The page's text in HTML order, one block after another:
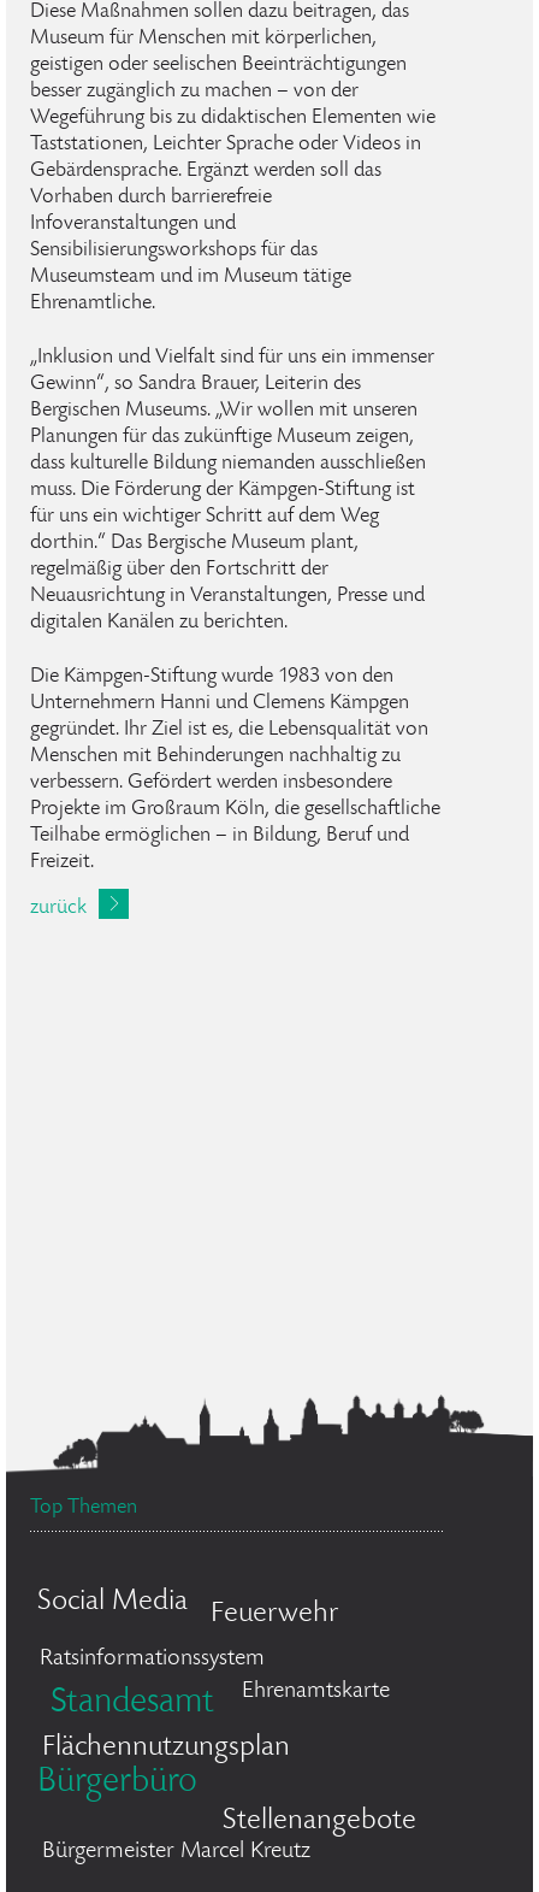
Diese Maßnahmen sollen dazu beitragen, das
Museum für Menschen mit körperlichen,
geistigen oder seelischen Beeinträchtigungen
besser zugänglich zu machen – von der
Wegeführung bis zu didaktischen Elementen wie
Taststationen, Leichter Sprache oder Videos in
Gebärdensprache. Ergänzt werden soll das
Vorhaben durch barrierefreie
Infoveranstaltungen und
Sensibilisierungsworkshops für das
Museumsteam und im Museum tätige
Ehrenamtliche.
„Inklusion und Vielfalt sind für uns ein immenser
Gewinn“, so Sandra Brauer, Leiterin des
Bergischen Museums. „Wir wollen mit unseren
Planungen für das zukünftige Museum zeigen,
dass kulturelle Bildung niemanden ausschließen
muss. Die Förderung der Kämpgen-Stiftung ist
für uns ein wichtiger Schritt auf dem Weg
dorthin.“ Das Bergische Museum plant,
regelmäßig über den Fortschritt der
Neuausrichtung in Veranstaltungen, Presse und
digitalen Kanälen zu berichten.
Die Kämpgen-Stiftung wurde 1983 von den
Unternehmern Hanni und Clemens Kämpgen
gegründet. Ihr Ziel ist es, die Lebensqualität von
Menschen mit Behinderungen nachhaltig zu
verbessern. Gefördert werden insbesondere
Projekte im Großraum Köln, die gesellschaftliche
Teilhabe ermöglichen – in Bildung, Beruf und
Freizeit.
zurück
Top Themen
Social Media Feuerwehr
Ratsinformationssystem
Standesamt Ehrenamtskarte
Flächennutzungsplan
Bürgerbüro
Stellenangebote
Bürgermeister Marcel Kreutz